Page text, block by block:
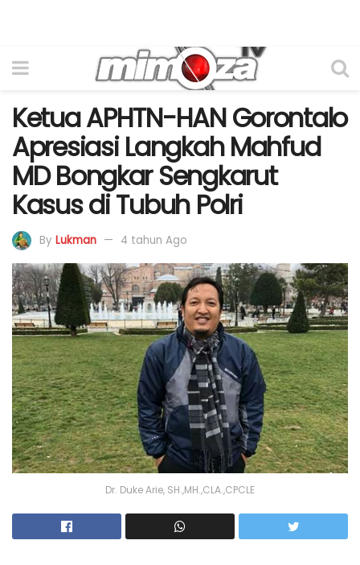
Ketua APHTN-HAN Gorontalo
Apresiasi Langkah Mahfud
MD Bongkar Sengkarut
Kasus di Tubuh Polri
By Lukman 4 tahun Ago
Dr. Duke Arie, SH.,MH.,CLA.,CPCLE